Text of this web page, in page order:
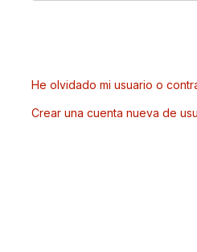
He olvidado mi usuario o
Crear una cuenta nueva de